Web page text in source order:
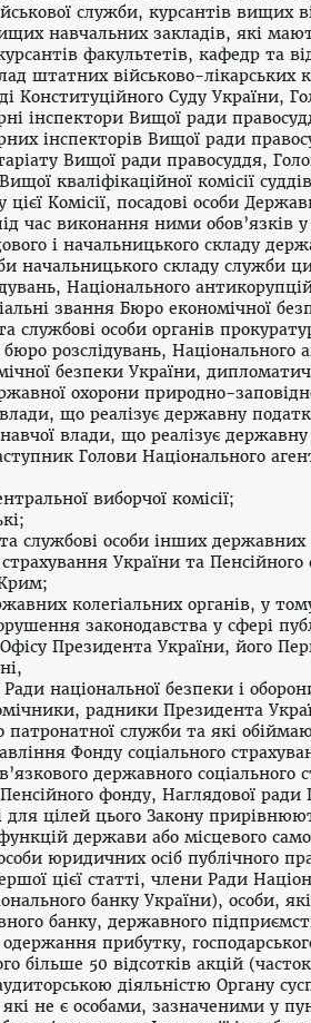
служби, курсантів вищих
навчальних закладів, які
факультетів, кафедр та
штатних військово-лікарських
Конституційного Суду України,
інспектори Вищої ради
інспекторів Вищої ради
Вищої ради правосуддя,
кваліфікаційної комісії
цієї Комісії, посадові особи
час виконання ними обов’язків у
і начальницького складу
начальницького складу служби
Національного
звання Бюро економічної
службові особи органів
розслідувань, Національного
безпеки України,
охорони природно-
що реалізує державну
влади, що реалізує
Голови Національного
виборчої комісії;
службові особи інших
страхування України та
колегіальних органів, у
законодавства у сфері
Президента України, його
національної безпеки і
радники Президента
служби та які
Фонду соціального
державного
фонду, Наглядової ради
для цілей цього Закону
держави або місцевого
юридичних осіб публічного
цієї статті, члени Ради
банку України), особи,
банку, державного
прибутку,
більше 50 відсотків акцій
діяльністю Органу
які не є особами, зазначеними у